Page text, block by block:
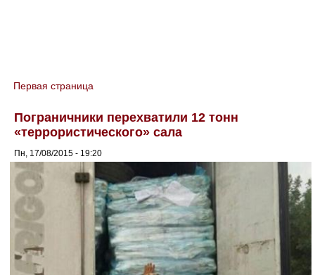
You are here
Первая страница
Пограничники перехватили 12 тонн
«террористического» сала
Пн, 17/08/2015 - 19:20